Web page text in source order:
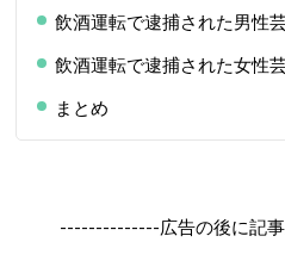
飲酒運転で逮捕された男性
飲酒運転で逮捕された女性
まとめ
--------------広告の後に記